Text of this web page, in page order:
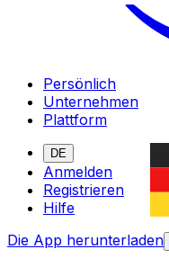
Persönlich
Unternehmen
Plattform
DE
Anmelden
Registrieren
Hilfe
Die App herunterladen